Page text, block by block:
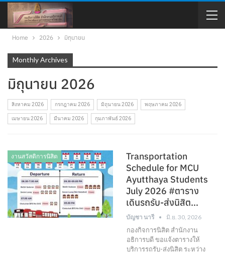
Home 2026 มิถุนายน
Monthly Archives
มิถุนายน 2026
สิงหาคม 2026 กรกฎาคม 2026 มิถุนายน 2026 พฤษภาคม 2026
เมษายน 2026 มีนาคม 2026 กุมภาพันธ์ 2026
งานสวัสดิการนิสิต
Transportation
Schedule for MCU
Ayutthaya Students
July 2026 #ตาราง
เดินรถรับ-ส่งนิสิต…
บัญชา นารี มิ.ย. 30, 2026
กองกิจการนิสิต สำนักงาน
อธิการบดี ขอแจ้งตารางให้
บริการรถรับ-ส่งนิสิต ระหว่าง